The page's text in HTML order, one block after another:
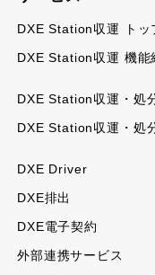
DXE Station収運 トッ
DXE Station収運 機能
DXE Station収運・処
DXE Station収運・処
DXE Driver
DXE排出
DXE電子契約
外部連携サービス